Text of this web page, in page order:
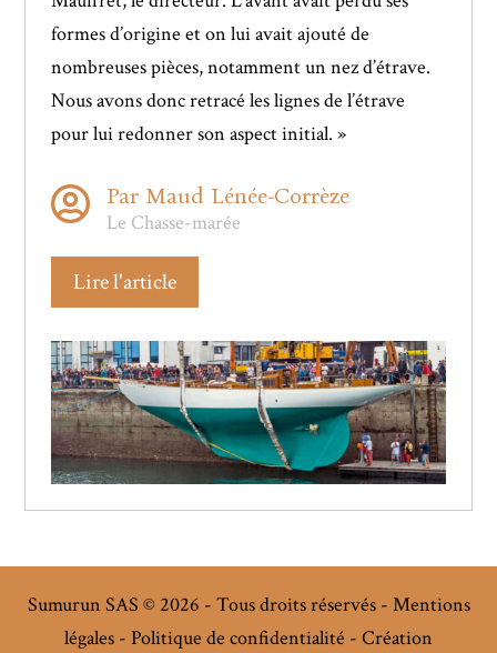
formes d’origine et on lui avait ajouté de
nombreuses pièces, notamment un nez d’étrave.
Nous avons donc retracé les lignes de l’étrave
pour lui redonner son aspect initial. »
 Par Maud Lénée-Corrèze
Le Chasse-marée
Lire l'article
Sumurun SAS © 2026 - Tous droits réservés - Mentions
légales - Politique de confidentialité - Création